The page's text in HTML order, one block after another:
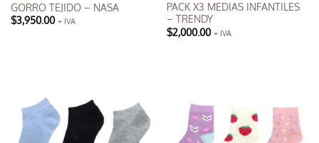
GORRO TEJIDO – NASA
$3,950.00 + IVA
Las
opciones
se
PACK X3 MEDIAS INFANTILES
– TRENDY
$2,000.00 + IVA